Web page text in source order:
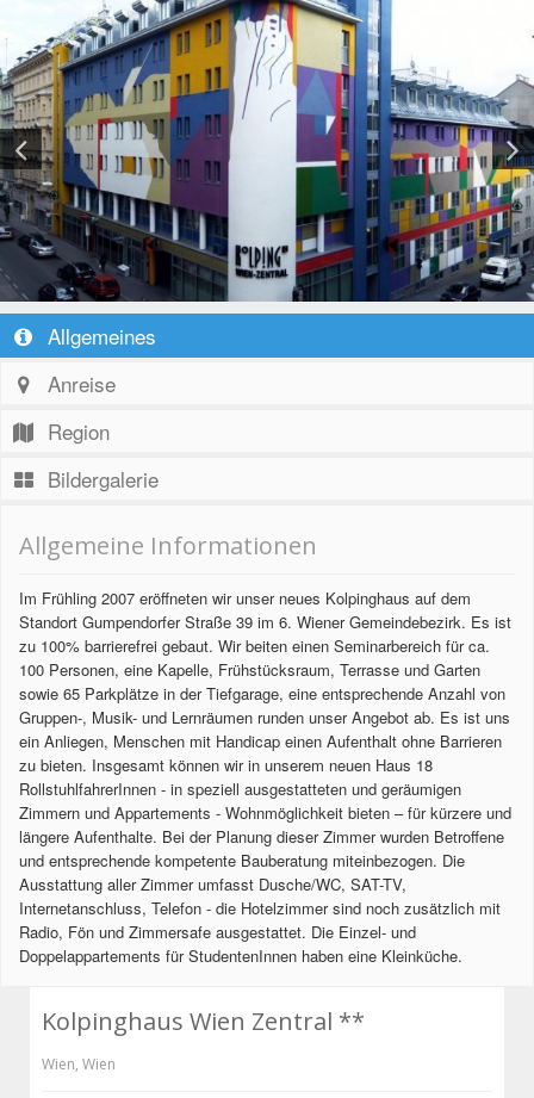
Allgemeines
Anreise
Region
Bildergalerie
Allgemeine Informationen
Im Frühling 2007 eröffneten wir unser neues Kolpinghaus auf dem
Standort Gumpendorfer Straße 39 im 6. Wiener Gemeindebezirk. Es ist
zu 100% barrierefrei gebaut. Wir beiten einen Seminarbereich für ca.
100 Personen, eine Kapelle, Frühstücksraum, Terrasse und Garten
sowie 65 Parkplätze in der Tiefgarage, eine entsprechende Anzahl von
Gruppen-, Musik- und Lernräumen runden unser Angebot ab. Es ist uns
ein Anliegen, Menschen mit Handicap einen Aufenthalt ohne Barrieren
zu bieten. Insgesamt können wir in unserem neuen Haus 18
RollstuhlfahrerInnen - in speziell ausgestatteten und geräumigen
Zimmern und Appartements - Wohnmöglichkeit bieten – für kürzere und
längere Aufenthalte. Bei der Planung dieser Zimmer wurden Betroffene
und entsprechende kompetente Bauberatung miteinbezogen. Die
Ausstattung aller Zimmer umfasst Dusche/WC, SAT-TV,
Internetanschluss, Telefon - die Hotelzimmer sind noch zusätzlich mit
Radio, Fön und Zimmersafe ausgestattet. Die Einzel- und
Doppelappartements für StudentenInnen haben eine Kleinküche.
Kolpinghaus Wien Zentral **
Wien, Wien